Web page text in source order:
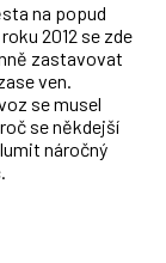
na popud
2012 se zde
zastavovat
ven.
se musel
se někdejší
náročný